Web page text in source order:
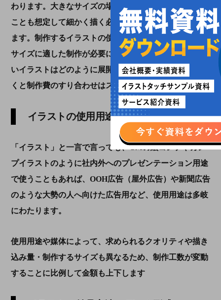
わります。大きなサイズの場合には、拡大して見られる
ことも想定して細かく描く必要があり、費用感も前後し
ます。制作するイラストの使用用途が多ければ多いほど
サイズに適した制作が必要になるため、自分の依頼した
いイラストはどのように展開するのかを予めまとめてお
くと制作費のすり合わせはスムーズです。
イラストの使用用途・媒体
「 イラスト」と一言で言っても、CMの絵コンテやカン
プイラストのように社内外へのプレゼンテーション用途
で使うこともあれば、 OOH広告（屋外広告）や新聞広告
のような大勢の人へ向けた広告用など、使用用途は多岐
にわたります。
使用用途や媒体によって、求められるクオリティや描き
込み量・制作するサイズも異なるため、制作工数が変動
することに比例して金額も上下します